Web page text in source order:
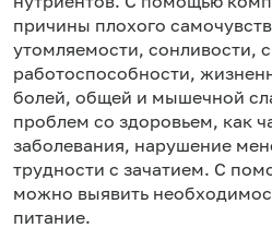
причины плохого
утомляемости, сонливости,
работоспособности,
болей, общей и мышечной
проблем со здоровьем, как
заболевания, нарушение
трудности с зачатием. С
можно выявить
питание.